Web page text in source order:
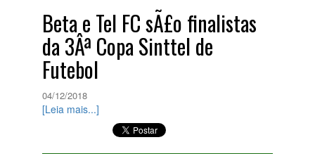
Beta e Tel FC sÃ£o finalistas
da 3Âª Copa Sinttel de
Futebol
04/12/2018
[Leia mais...]